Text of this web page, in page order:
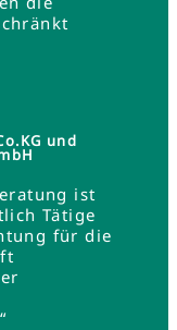
und
ist
Tätige
für die